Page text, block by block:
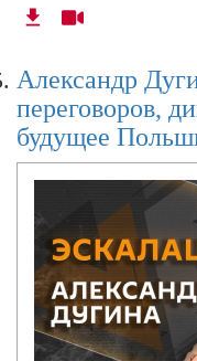
может
Трамп
против РФ? И
изменения
ищем в
Александра
Александр
переговоров,
будущее